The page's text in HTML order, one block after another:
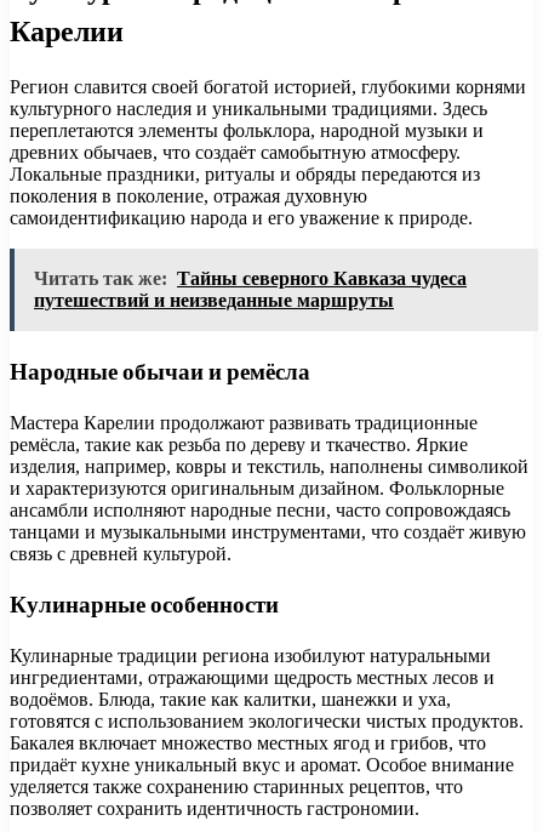
Карелии
Регион славится своей богатой историей, глубокими корнями
культурного наследия и уникальными традициями. Здесь
переплетаются элементы фольклора, народной музыки и
древних обычаев, что создаёт самобытную атмосферу.
Локальные праздники, ритуалы и обряды передаются из
поколения в поколение, отражая духовную
самоидентификацию народа и его уважение к природе.
Читать так же: Тайны северного Кавказа чудеса
путешествий и неизведанные маршруты
Народные обычаи и ремёсла
Мастера Карелии продолжают развивать традиционные
ремёсла, такие как резьба по дереву и ткачество. Яркие
изделия, например, ковры и текстиль, наполнены символикой
и характеризуются оригинальным дизайном. Фольклорные
ансамбли исполняют народные песни, часто сопровождаясь
танцами и музыкальными инструментами, что создаёт живую
связь с древней культурой.
Кулинарные особенности
Кулинарные традиции региона изобилуют натуральными
ингредиентами, отражающими щедрость местных лесов и
водоёмов. Блюда, такие как калитки, шанежки и уха,
готовятся с использованием экологически чистых продуктов.
Бакалея включает множество местных ягод и грибов, что
придаёт кухне уникальный вкус и аромат. Особое внимание
уделяется также сохранению старинных рецептов, что
позволяет сохранить идентичность гастрономии.